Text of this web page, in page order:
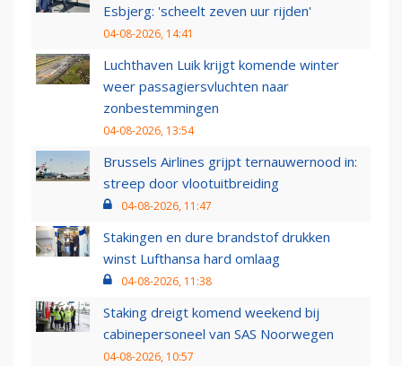
Esbjerg: 'scheelt zeven uur rijden'
04-08-2026, 14:41
Luchthaven Luik krijgt komende winter
weer passagiersvluchten naar
zonbestemmingen
04-08-2026, 13:54
Brussels Airlines grijpt ternauwernood in:
streep door vlootuitbreiding
04-08-2026, 11:47
Stakingen en dure brandstof drukken
winst Lufthansa hard omlaag
04-08-2026, 11:38
Staking dreigt komend weekend bij
cabinepersoneel van SAS Noorwegen
04-08-2026, 10:57